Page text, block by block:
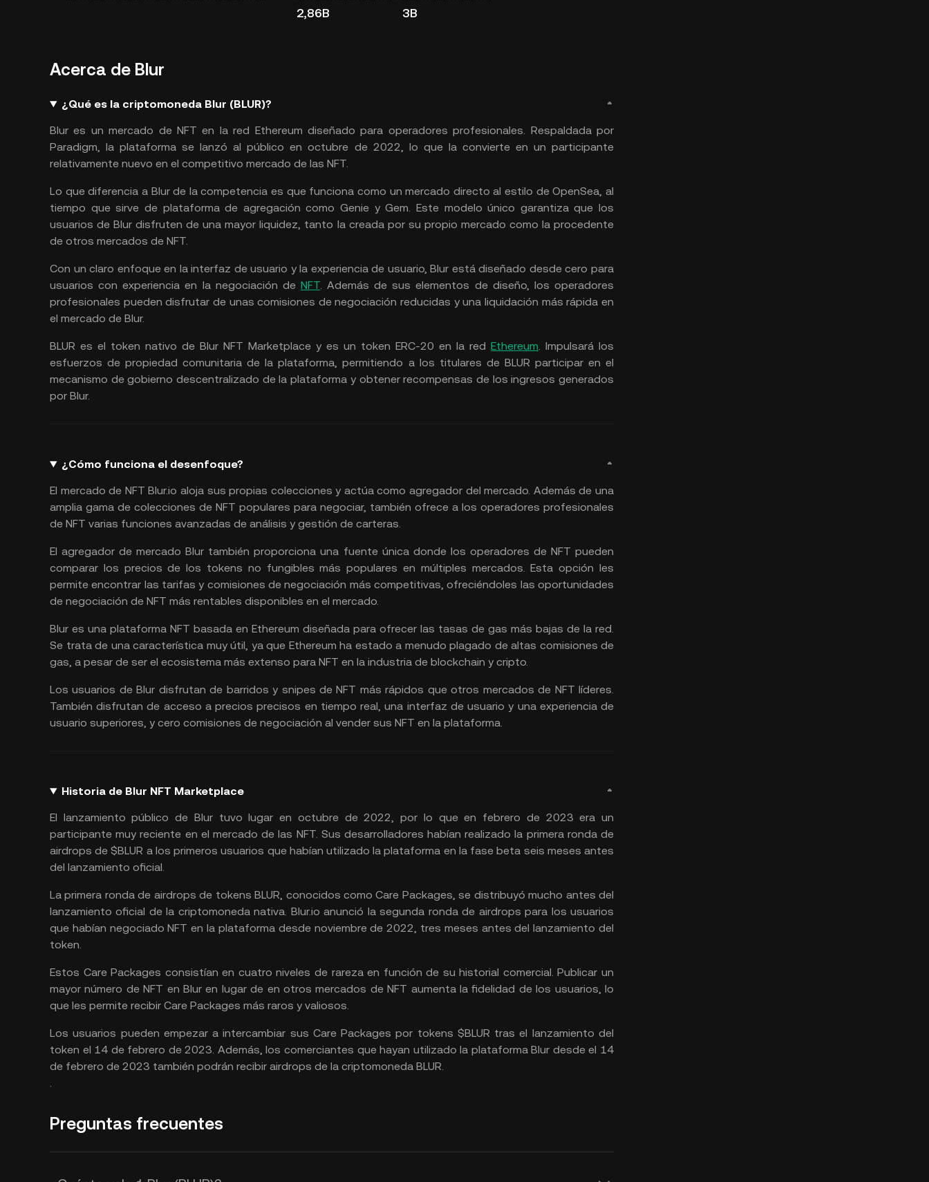
2,86B 3B
Acerca de Blur
¿Qué es la criptomoneda Blur (BLUR)?
Blur es un mercado de NFT en la red Ethereum diseñado para operadores profesionales. Respaldada por
Paradigm, la plataforma se lanzó al público en octubre de 2022, lo que la convierte en un participante
relativamente nuevo en el competitivo mercado de las NFT.
Lo que diferencia a Blur de la competencia es que funciona como un mercado directo al estilo de OpenSea, al
tiempo que sirve de plataforma de agregación como Genie y Gem. Este modelo único garantiza que los
usuarios de Blur disfruten de una mayor liquidez, tanto la creada por su propio mercado como la procedente
de otros mercados de NFT.
Con un claro enfoque en la interfaz de usuario y la experiencia de usuario, Blur está diseñado desde cero para
usuarios con experiencia en la negociación de NFT. Además de sus elementos de diseño, los operadores
profesionales pueden disfrutar de unas comisiones de negociación reducidas y una liquidación más rápida en
el mercado de Blur.
BLUR es el token nativo de Blur NFT Marketplace y es un token ERC-20 en la red Ethereum. Impulsará los
esfuerzos de propiedad comunitaria de la plataforma, permitiendo a los titulares de BLUR participar en el
mecanismo de gobierno descentralizado de la plataforma y obtener recompensas de los ingresos generados
por Blur.
¿Cómo funciona el desenfoque?
El mercado de NFT Blur.io aloja sus propias colecciones y actúa como agregador del mercado. Además de una
amplia gama de colecciones de NFT populares para negociar, también ofrece a los operadores profesionales
de NFT varias funciones avanzadas de análisis y gestión de carteras.
El agregador de mercado Blur también proporciona una fuente única donde los operadores de NFT pueden
comparar los precios de los tokens no fungibles más populares en múltiples mercados. Esta opción les
permite encontrar las tarifas y comisiones de negociación más competitivas, ofreciéndoles las oportunidades
de negociación de NFT más rentables disponibles en el mercado.
Blur es una plataforma NFT basada en Ethereum diseñada para ofrecer las tasas de gas más bajas de la red.
Se trata de una característica muy útil, ya que Ethereum ha estado a menudo plagado de altas comisiones de
gas, a pesar de ser el ecosistema más extenso para NFT en la industria de blockchain y cripto.
Los usuarios de Blur disfrutan de barridos y snipes de NFT más rápidos que otros mercados de NFT líderes.
También disfrutan de acceso a precios precisos en tiempo real, una interfaz de usuario y una experiencia de
usuario superiores, y cero comisiones de negociación al vender sus NFT en la plataforma.
Historia de Blur NFT Marketplace
El lanzamiento público de Blur tuvo lugar en octubre de 2022, por lo que en febrero de 2023 era un
participante muy reciente en el mercado de las NFT. Sus desarrolladores habían realizado la primera ronda de
airdrops de $BLUR a los primeros usuarios que habían utilizado la plataforma en la fase beta seis meses antes
del lanzamiento oficial.
La primera ronda de airdrops de tokens BLUR, conocidos como Care Packages, se distribuyó mucho antes del
lanzamiento oficial de la criptomoneda nativa. Blur.io anunció la segunda ronda de airdrops para los usuarios
que habían negociado NFT en la plataforma desde noviembre de 2022, tres meses antes del lanzamiento del
token.
Estos Care Packages consistían en cuatro niveles de rareza en función de su historial comercial. Publicar un
mayor número de NFT en Blur en lugar de en otros mercados de NFT aumenta la fidelidad de los usuarios, lo
que les permite recibir Care Packages más raros y valiosos.
Los usuarios pueden empezar a intercambiar sus Care Packages por tokens $BLUR tras el lanzamiento del
token el 14 de febrero de 2023. Además, los comerciantes que hayan utilizado la plataforma Blur desde el 14
de febrero de 2023 también podrán recibir airdrops de la criptomoneda BLUR.
.
Preguntas frecuentes